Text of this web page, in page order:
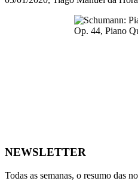
NEWSLETTER
Todas as semanas, o resumo das